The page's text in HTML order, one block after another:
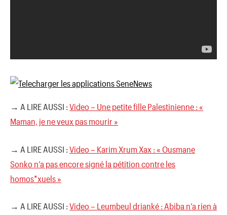
→ A LIRE AUSSI : Video – Une petite fille Palestinienne : «
Maman, je ne veux pas mourir »
→ A LIRE AUSSI : Video – Karim Xrum Xax : « Ousmane
Sonko n’a pas encore signé la pétition contre les
homos*xuels »
→ A LIRE AUSSI : Video – Leumbeul drianké : Abiba n’a rien à